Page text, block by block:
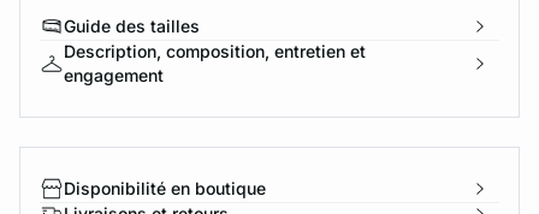
Guide des tailles
Description, composition, entretien et
engagement
Disponibilité en boutique